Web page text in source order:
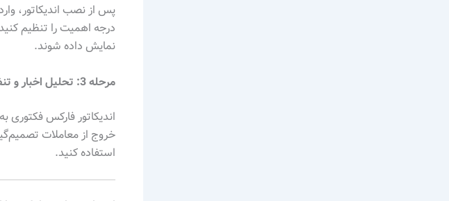
پس از نصب اندیکاتور،
درجه اهمیت را تنظیم
نمایش داده شوند.
مرحله 3: تحلیل اخبار و تنظیم معاملات
اندیکاتور فارکس فکتوری
خروج از معاملات
استفاده کنید.